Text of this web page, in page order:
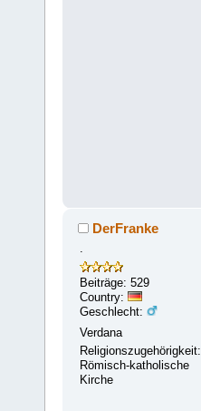
DerFranke
Beiträge: 529
Country:
Geschlecht:
Verdana
Religionszugehörigkeit:
Römisch-katholische
Kirche